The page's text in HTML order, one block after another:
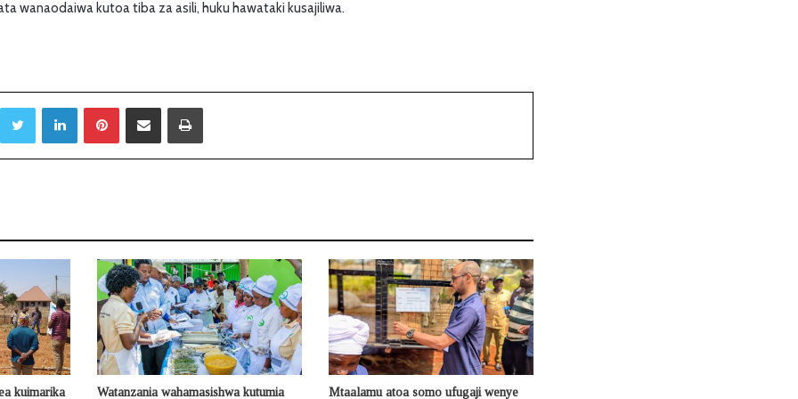
wanaodaiwa kutoa tiba za asili, huku hawataki kusajiliwa.
LinkedIn Sambaza kupitia barua pepe
kuimarika
Watanzania wahamasishwa kutumia
Mtaalamu atoa somo ufugaji wenye